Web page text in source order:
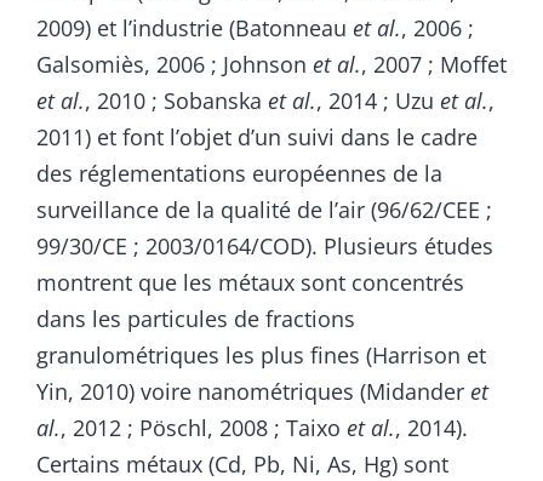
2009) et l’industrie (Batonneau et al., 2006 ;
Galsomiès, 2006 ; Johnson et al., 2007 ; Moffet
et al., 2010 ; Sobanska et al., 2014 ; Uzu et al.,
2011) et font l’objet d’un suivi dans le cadre
des réglementations européennes de la
surveillance de la qualité de l’air (96/62/CEE ;
99/30/CE ; 2003/0164/COD). Plusieurs études
montrent que les métaux sont concentrés
dans les particules de fractions
granulométriques les plus fines (Harrison et
Yin, 2010) voire nanométriques (Midander et
al., 2012 ; Pöschl, 2008 ; Taixo et al., 2014).
Certains métaux (Cd, Pb, Ni, As, Hg) sont